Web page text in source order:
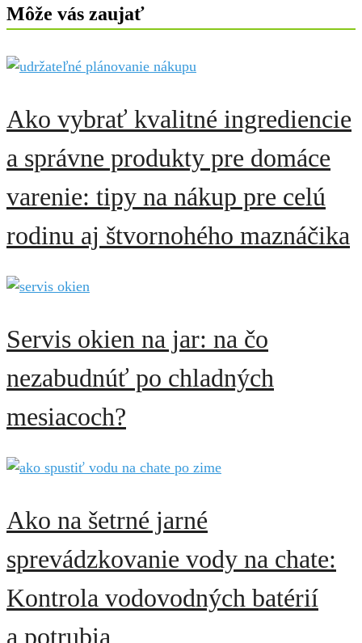
Môže vás zaujať
Ako vybrať kvalitné ingrediencie
a správne produkty pre domáce
varenie: tipy na nákup pre celú
rodinu aj štvornohého maznáčika
Servis okien na jar: na čo
nezabudnúť po chladných
mesiacoch?
Ako na šetrné jarné
sprevádzkovanie vody na chate:
Kontrola vodovodných batérií
a potrubia